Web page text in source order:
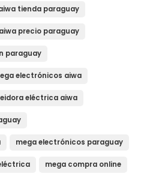
tienda paraguay
aiwa precio paraguay
paraguay
electrónicos aiwa
eléctrica aiwa
mega electrónicos paraguay
mega compra online